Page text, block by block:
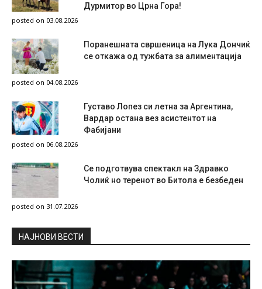
Дурмитор во Црна Гора!
posted on 03.08.2026
Поранешната свршеница на Лука Дончиќ
се откажа од тужбата за алиментација
posted on 04.08.2026
Густаво Лопез си летна за Аргентина,
Вардар остана вез асистентот на
Фабијани
posted on 06.08.2026
Се подготвува спектакл на Здравко
Чолиќ но теренот во Битола е безбеден
posted on 31.07.2026
НAЈНОВИ ВЕСТИ